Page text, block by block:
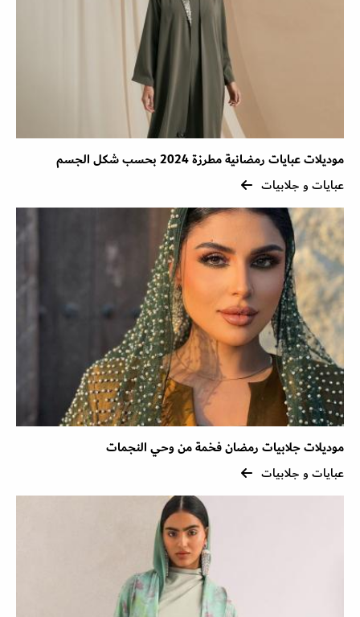
موديلات عبايات رمضانية مطرزة 2024 بحسب شكل الجسم
عبايات و جلابيات
موديلات جلابيات رمضان فخمة من وحي النجمات
عبايات و جلابيات